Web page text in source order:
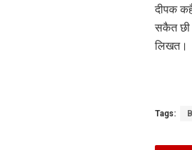
दीपक
सकैत
लिखत।
Tags: